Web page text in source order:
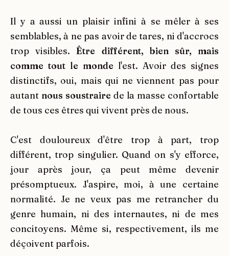
Il y a aussi un plaisir infini à se mêler à ses
semblables, à ne pas avoir de tares, ni d'accrocs
trop visibles.Être différent, bien sûr, mais
comme tout le monde l'est. Avoir des signes
distinctifs, oui, mais qui ne viennent pas pour
autant nous soustraire de la masse confortable
de tous ces êtres qui vivent près de nous.
C'est douloureux d'être trop à part, trop
différent, trop singulier. Quand on s'y efforce,
jour après jour, ça peut même devenir
présomptueux. J'aspire, moi, à une certaine
normalité. Je ne veux pas me retrancher du
genre humain, ni des internautes, ni de mes
concitoyens. Même si, respectivement, ils me
déçoivent parfois.